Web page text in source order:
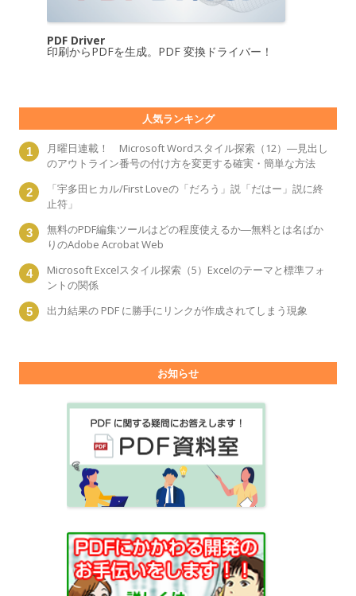
PDF Driver
印刷からPDFを生成。PDF 変換ドライバー！
人気ランキング
月曜日連載！ Microsoft Wordスタイル探索（12）―見出し
のアウトライン番号の付け方を変更する確実・簡単な方法
「宇多田ヒカル/First Loveの「だろう」説「だはー」説に終
止符」
無料のPDF編集ツールはどの程度使えるか―無料とは名ばか
りのAdobe Acrobat Web
Microsoft Excelスタイル探索（5）Excelのテーマと標準フォ
ントの関係
出力結果の PDF に勝手にリンクが作成されてしまう現象
お知らせ